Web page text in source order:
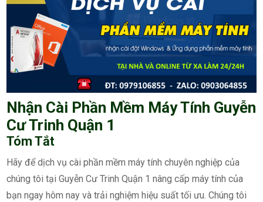
Nhận Cài Phần Mềm Máy Tính Guyễn
Cư Trinh Quận 1
Tóm Tắt
Hãy để dịch vụ cài phần mềm máy tính chuyên nghiệp của
chúng tôi tại Guyễn Cư Trinh Quận 1 nâng cấp máy tính của
bạn ngay hôm nay và trải nghiệm hiệu suất tối ưu. Chúng tôi